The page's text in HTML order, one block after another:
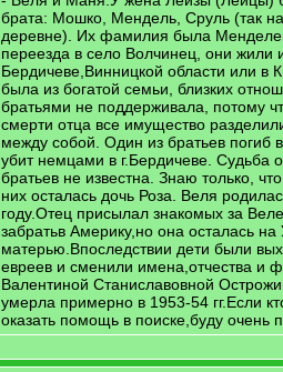
брата: Мошко, Мендель, Сруль (так
деревне). Их фамилия была
переезда в село Волчинец, они жили
Бердичеве,Винницкой области или в
была из богатой семьи, близких
братьями не поддерживала, потому
смерти отца все имущество
между собой. Один из братьев погиб
убит немцами в г.Бердичеве. Судьба
братьев не известна. Знаю только,
них осталась дочь Роза. Веля
году.Отец присылал знакомых за
забратьв Америку,но она осталась на
матерью.Впоследствии дети были
евреев и сменили имена,отчества и
Валентиной Станиславовной
умерла примерно в 1953-54 гг.Если
оказать помощь в поиске,буду очень